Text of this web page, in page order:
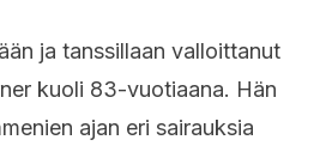
ja tanssillaan valloittanut
kuoli 83-vuotiaana. Hän
ajan eri sairauksia